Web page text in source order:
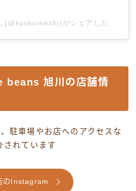
旭川の店舗情
駐車場やお店へのアクセスな
されています
のInstagram